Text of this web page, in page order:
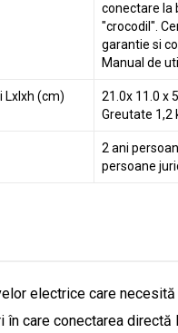
conectare la
"crocodil".
garantie si
Manual de
Lxlxh (cm)
21.0x 11.0 x
Greutate 1,2
2 ani
persoane
electrice care
care conectarea